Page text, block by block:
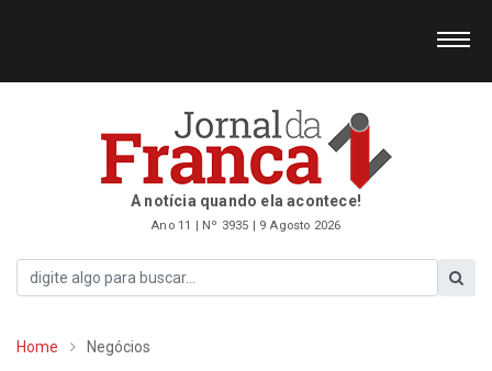
A notícia quando ela acontece!
Ano 11 | Nº 3935 | 9 Agosto 2026
Home Negócios